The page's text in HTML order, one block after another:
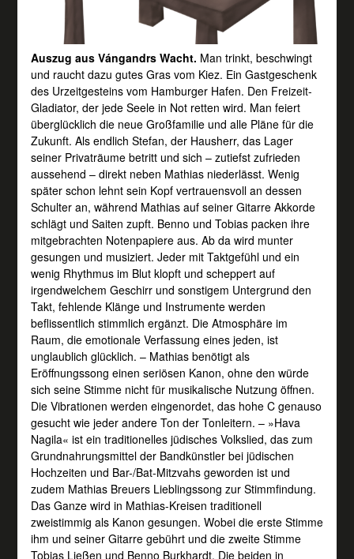
Auszug aus Vángandrs Wacht. Man trinkt, beschwingt
und raucht dazu gutes Gras vom Kiez. Ein Gastgeschenk
des Urzeitgesteins vom Hamburger Hafen. Den Freizeit-
Gladiator, der jede Seele in Not retten wird. Man feiert
überglücklich die neue Großfamilie und alle Pläne für die
Zukunft. Als endlich Stefan, der Hausherr, das Lager
seiner Privaträume betritt und sich – zutiefst zufrieden
aussehend – direkt neben Mathias niederlässt. Wenig
später schon lehnt sein Kopf vertrauensvoll an dessen
Schulter an, während Mathias auf seiner Gitarre Akkorde
schlägt und Saiten zupft. Benno und Tobias packen ihre
mitgebrachten Notenpapiere aus. Ab da wird munter
gesungen und musiziert. Jeder mit Taktgefühl und ein
wenig Rhythmus im Blut klopft und scheppert auf
irgendwelchem Geschirr und sonstigem Untergrund den
Takt, fehlende Klänge und Instrumente werden
beflissentlich stimmlich ergänzt. Die Atmosphäre im
Raum, die emotionale Verfassung eines jeden, ist
unglaublich glücklich. – Mathias benötigt als
Eröffnungssong einen seriösen Kanon, ohne den würde
sich seine Stimme nicht für musikalische Nutzung öffnen.
Die Vibrationen werden eingenordet, das hohe C genauso
gesucht wie jeder andere Ton der Tonleitern. – »Hava
Nagila« ist ein traditionelles jüdisches Volkslied, das zum
Grundnahrungsmittel der Bandkünstler bei jüdischen
Hochzeiten und Bar-/Bat-Mitzvahs geworden ist und
zudem Mathias Breuers Lieblingssong zur Stimmfindung.
Das Ganze wird in Mathias-Kreisen traditionell
zweistimmig als Kanon gesungen. Wobei die erste Stimme
ihm und seiner Gitarre gebührt und die zweite Stimme
Tobias Ließen und Benno Burkhardt. Die beiden in